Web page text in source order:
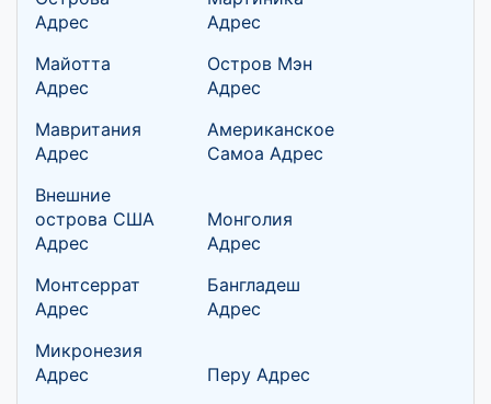
Адрес
Адрес
Майотта
Адрес
Остров Мэн
Адрес
Мавритания
Адрес
Американское
Самоа Адрес
Внешние
острова США
Адрес
Монголия
Адрес
Монтсеррат
Адрес
Бангладеш
Адрес
Микронезия
Адрес
Перу Адрес